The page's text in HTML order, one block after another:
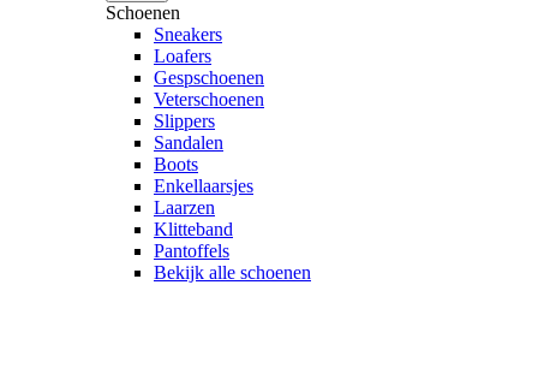
Schoenen
Sneakers
Loafers
Gespschoenen
Veterschoenen
Slippers
Sandalen
Boots
Enkellaarsjes
Laarzen
Klitteband
Pantoffels
Bekijk alle schoenen